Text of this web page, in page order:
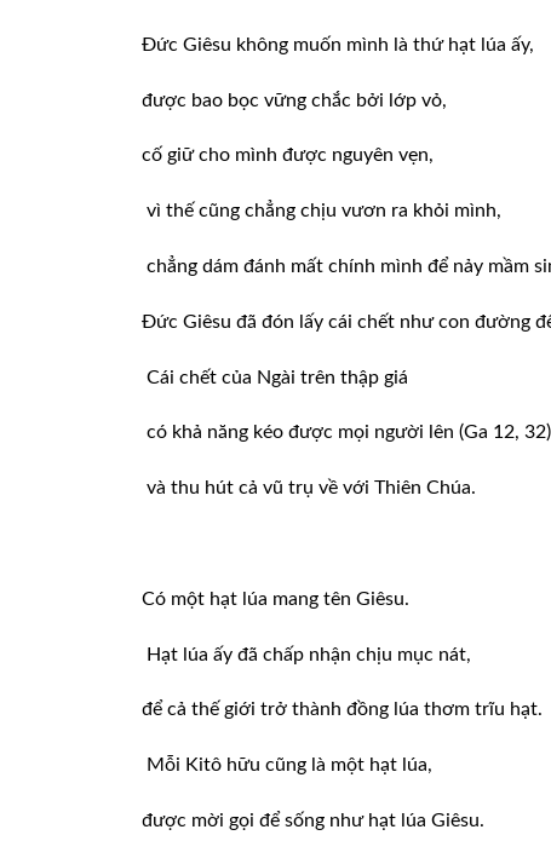
Đức Giêsu không muốn mình là thứ hạt lúa ấy,
được bao bọc vững chắc bởi lớp vỏ,
cố giữ cho mình được nguyên vẹn,
vì thế cũng chẳng chịu vươn ra khỏi mình,
chẳng dám đánh mất chính mình để nảy mầm
Đức Giêsu đã đón lấy cái chết như con đường
Cái chết của Ngài trên thập giá
có khả năng kéo được mọi người lên (Ga 12,
và thu hút cả vũ trụ về với Thiên Chúa.
Có một hạt lúa mang tên Giêsu.
Hạt lúa ấy đã chấp nhận chịu mục nát,
để cả thế giới trở thành đồng lúa thơm trĩu hạt.
Mỗi Kitô hữu cũng là một hạt lúa,
được mời gọi để sống như hạt lúa Giêsu.